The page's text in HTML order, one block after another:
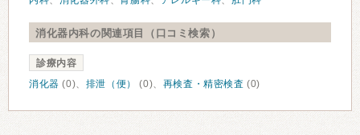
消化器内科の関連項目（口コミ検索）
診療内容
消化器 (0)、 排泄（便） (0)、 再検査・精密検査 (0)